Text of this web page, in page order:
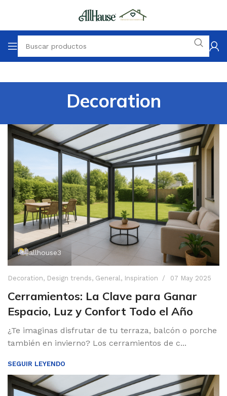
Decoration
allhouse3
Decoration, Design trends, General , Inspiration 07 May 2025
Cerramientos: La Clave para Ganar
Espacio, Luz y Confort Todo el Año
¿Te imaginas disfrutar de tu terraza, balcón o porche
también en invierno? Los cerramientos de c...
SEGUIR LEYENDO